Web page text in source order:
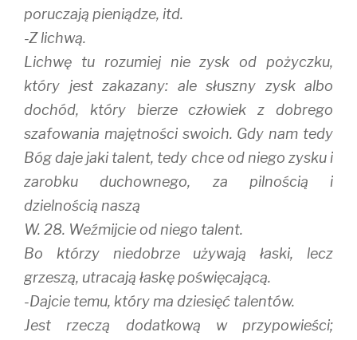
poruczają pieniądze, itd.
-Z lichwą.
Lichwę tu rozumiej nie zysk od pożyczku,
który jest zakazany: ale słuszny zysk albo
dochód, który bierze człowiek z dobrego
szafowania majętności swoich. Gdy nam tedy
Bóg daje jaki talent, tedy chce od niego zysku i
zarobku duchownego, za pilnością i
dzielnością naszą
W. 28. Weźmijcie od niego talent.
Bo którzy niedobrze używają łaski, lecz
grzeszą, utracają łaskę poświęcającą.
-Dajcie temu, który ma dziesięć talentów.
Jest rzeczą dodatkową w przypowieści;